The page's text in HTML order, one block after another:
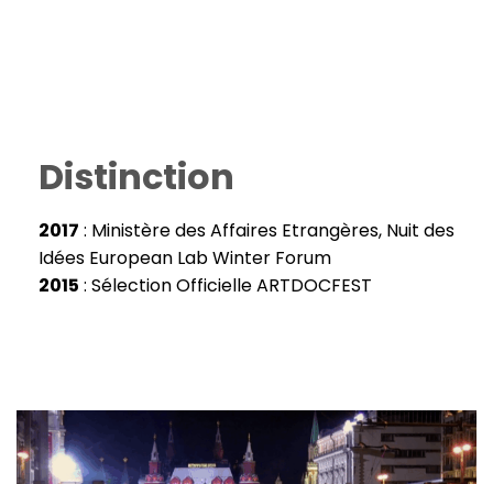
Distinction
2017 : Ministère des Affaires Etrangères, Nuit des
Idées European Lab Winter Forum
2015 : Sélection Officielle ARTDOCFEST